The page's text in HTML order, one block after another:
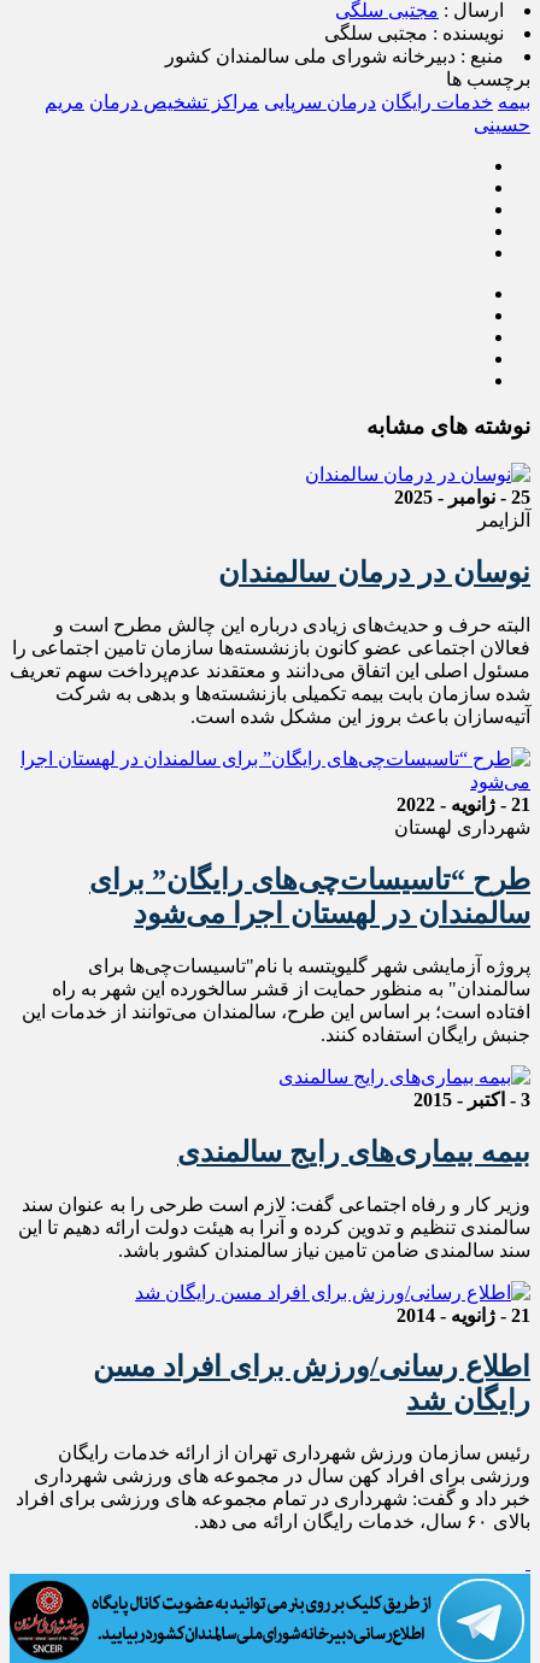
ارسال : مجتبی سلگی
نویسنده : مجتبی سلگی
منبع : دبیرخانه شورای ملی سالمندان کشور
برچسب ها
بیمه خدمات رایگان درمان سرپایی مراکز تشخیص درمان مریم
حسینی
نوشته های مشابه
25 - نوامبر - 2025
آلزایمر
نوسان در درمان سالمندان
البته حرف و حدیث‌های زیادی درباره این چالش مطرح است و
فعالان اجتماعی عضو کانون بازنشسته‌ها سازمان تامین اجتماعی را
مسئول اصلی این اتفاق می‌دانند و معتقدند عدم‌پرداخت سهم تعریف
شده سازمان بابت بیمه تکمیلی بازنشسته‌ها و بدهی به شرکت
آتیه‌سازان باعث بروز این مشکل شده است.
21 - ژانویه - 2022
شهرداری لهستان
طرح “تاسیسات‌چی‌های رایگان” برای
سالمندان در لهستان اجرا می‌شود
پروژه آزمایشی شهر گلیویتسه با نام"تاسیسات‌چی‌ها برای
سالمندان" به منظور حمایت از قشر سالخورده این شهر به راه
افتاده است؛ بر اساس این طرح، سالمندان می‌توانند از خدمات این
جنبش رایگان استفاده کنند.
3 - اکتبر - 2015
بیمه بیماری‌های رایج سالمندی
وزیر کار و رفاه اجتماعی گفت: لازم است طرحی را به عنوان سند
سالمندی تنظیم و تدوین کرده و آنرا به هیئت دولت ارائه دهیم تا این
سند سالمندی ضامن تامین نیاز سالمندان کشور باشد.
21 - ژانویه - 2014
اطلاع رسانی/ورزش برای افراد مسن
رایگان شد
رئیس سازمان ورزش شهرداری تهران از ارائه خدمات رایگان
ورزشی برای افراد کهن سال در مجموعه های ورزشی شهرداری
خبر داد و گفت: شهرداری در تمام مجموعه های ورزشی برای افراد
بالای ۶۰ سال، خدمات رایگان ارائه می دهد.